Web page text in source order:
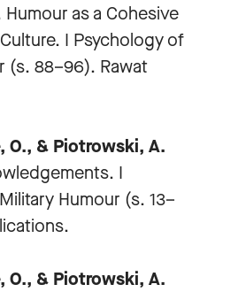
Humour as a Cohesive
I Psychology of
(s. 88–96). Rawat
O., & Piotrowski, A.
I
Humour (s. 13–
O., & Piotrowski, A.